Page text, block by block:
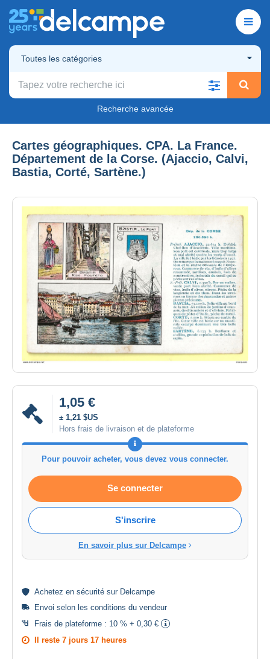
Toutes les catégories
Recherche avancée
Cartes géographiques. CPA. La France.
Département de la Corse. (Ajaccio, Calvi,
Bastia, Corté, Sartène.)
1,05 €
± 1,21 $US
Hors frais de livraison et de plateforme
Pour pouvoir acheter, vous devez vous connecter.
Se connecter
S'inscrire
En savoir plus sur Delcampe
Achetez en sécurité sur Delcampe
Envoi selon les conditions du vendeur
Frais de plateforme : 10 % + 0,30 €
Il reste 7 jours 17 heures